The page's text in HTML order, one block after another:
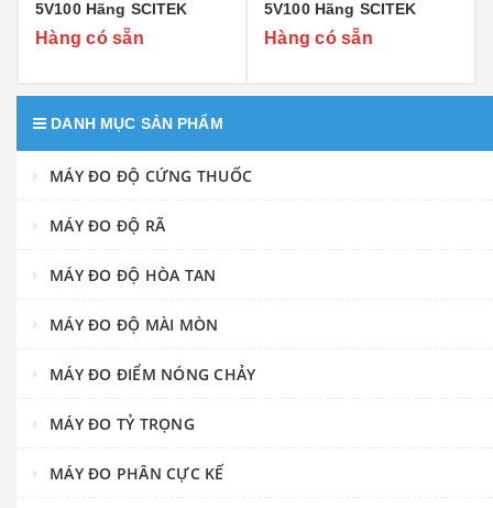
5V100 Hãng SCITEK
Hàng có sẵn
5V100 Hãng SCITEK
Hàng có sẵn
DANH MỤC SẢN PHẨM
MÁY ĐO ĐỘ CỨNG THUỐC
MÁY ĐO ĐỘ RÃ
MÁY ĐO ĐỘ HÒA TAN
MÁY ĐO ĐỘ MÀI MÒN
MÁY ĐO ĐIỂM NÓNG CHẢY
MÁY ĐO TỶ TRỌNG
MÁY ĐO PHÂN CỰC KẾ